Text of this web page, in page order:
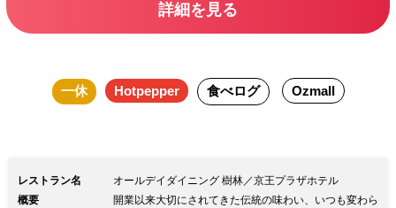
詳細を見る
一休 Hotpepper 食べログ Ozmall
レストラン名
オールデイダイニング 樹林／京王プラザホテル
概要
開業以来大切にされてきた伝統の味わい、いつも変わら